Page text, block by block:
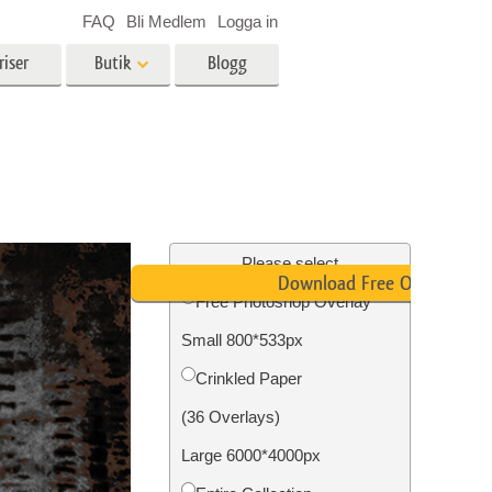
Foto restaurering
Butik Blogg
FAQ Bli Medlem Logga in
Please select
Free Photoshop Overlay
Small 800*533px
Сrinkled Paper
(36 Overlays)
Large 6000*4000px
Download Free Overlay